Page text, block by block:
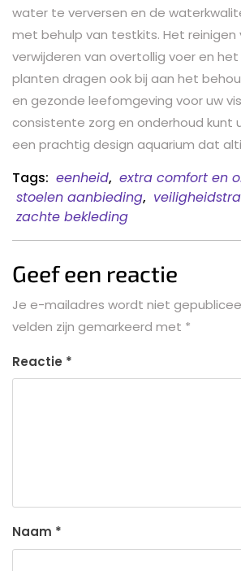
water te verversen en de
met behulp van testkits. Het reinigen
verwijderen van overtollig voer en
planten dragen ook bij aan het
en gezonde leefomgeving voor uw
consistente zorg en onderhoud kunt
een prachtig design aquarium dat
Tags: eenheid, extra comfort en
stoelen aanbieding,
zachte bekleding
Geef een reactie
Je e-mailadres wordt niet
velden zijn gemarkeerd met *
Reactie *
Naam *